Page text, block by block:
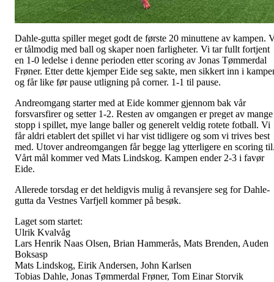
Dahle-gutta spiller meget godt de første 20 minuttene av kampen.
er tålmodig med ball og skaper noen farligheter. Vi tar fullt fortjent
en 1-0 ledelse i denne perioden etter scoring av Jonas Tømmerdal
Frøner. Etter dette kjemper Eide seg sakte, men sikkert inn i
og får like før pause utligning på corner. 1-1 til pause.
Andreomgang starter med at Eide kommer gjennom bak vår
forsvarsfirer og setter 1-2. Resten av omgangen er preget av mange
stopp i spillet, mye lange baller og generelt veldig rotete fotball. Vi
får aldri etablert det spillet vi har vist tidligere og som vi trives best
med. Utover andreomgangen får begge lag ytterligere en scoring
Vårt mål kommer ved Mats Lindskog. Kampen ender 2-3 i favør
Eide.
Allerede torsdag er det heldigvis mulig å revansjere seg for Dahle-
gutta da Vestnes Varfjell kommer på besøk.
Laget som startet:
Ulrik Kvalvåg
Lars Henrik Naas Olsen, Brian Hammerås, Mats Brenden, Auden
Boksasp
Mats Lindskog, Eirik Andersen, John Karlsen
Tobias Dahle, Jonas Tømmerdal Frøner, Tom Einar Storvik